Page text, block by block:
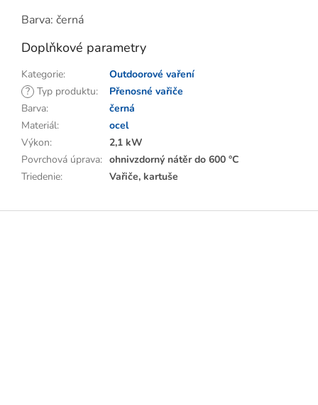
Barva: černá
Doplňkové parametry
Kategorie:
Outdoorové vaření
? Typ produktu:
Přenosné vařiče
Barva:
černá
Materiál:
ocel
Výkon:
2,1 kW
Povrchová úprava: ohnivzdorný nátěr do 600 °C
Triedenie: Vařiče, kartuše
Z